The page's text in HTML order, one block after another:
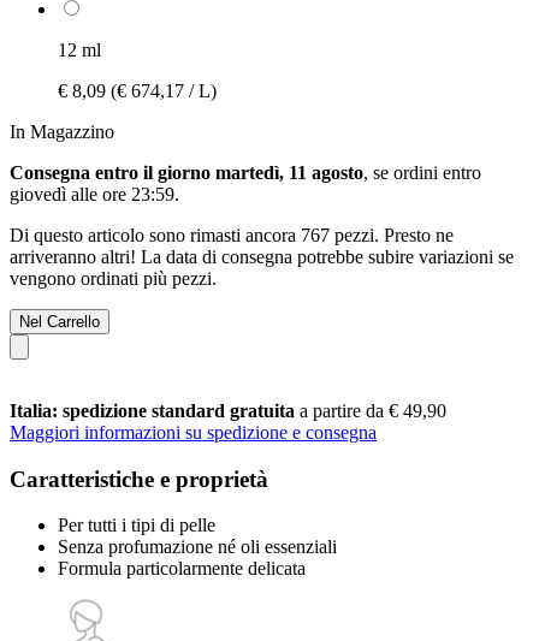
12 ml
€ 8,09 (€ 674,17 / L)
In Magazzino
Consegna entro il giorno martedì, 11 agosto, se ordini entro
giovedì alle ore 23:59.
Di questo articolo sono rimasti ancora 767 pezzi. Presto ne
arriveranno altri! La data di consegna potrebbe subire variazioni se
vengono ordinati più pezzi.
Nel Carrello
Italia: spedizione standard gratuita a partire da € 49,90
Maggiori informazioni su spedizione e consegna
Caratteristiche e proprietà
Per tutti i tipi di pelle
Senza profumazione né oli essenziali
Formula particolarmente delicata